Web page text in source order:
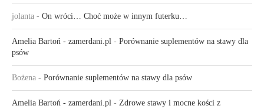
jolanta - On wróci… Choć może w innym futerku…
Amelia Bartoń - zamerdani.pl - Porównanie suplementów na stawy dla
psów
Bożena - Porównanie suplementów na stawy dla psów
Amelia Bartoń - zamerdani.pl - Zdrowe stawy i mocne kości z